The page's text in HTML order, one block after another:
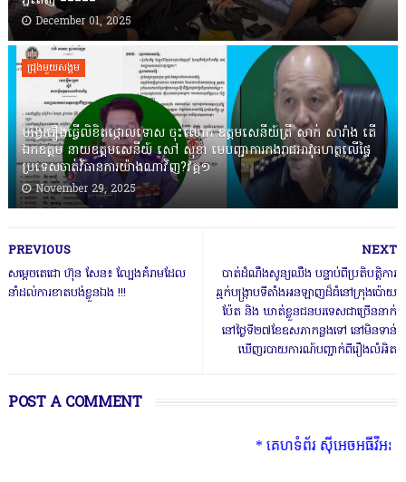
December 01, 2025
ជ្រុងមួយសង្គម
បង្វែររឿងធ្វើលិខិតថ្កោលទោស ចុះលោក ឧត្តមសេនីយ៍ត្រី សាក់ សារាំង តើ
ឯកឧត្តម នាយឧត្តមសេនីយ៍ សៅ សុខា មេបញ្ជាការកងរាជអាវុធហត្ថលើផ្ទៃ
ប្រទេសចាត់វិធានការយ៉ាងណាវិញ?វគ្គ១
November 29, 2025
NEXT
បាត់ដំណឹងសូន្យឈឹង បន្ទាប់ពីប្រតិបត្តិការ
ឆ្មក់បង្រ្កាបទីតាំងអនឡាញដ៏ធំនៅក្រុងប៉ោយ
ប៉ែត និង ឃាត់ខ្លួនជនបរទេសជាច្រើននាក់
នៅថ្ងៃទី២៧ខែឧសភាកន្លងទៅ នៅមិនទាន់
ឃើញរបាយការណ៍បញ្ជាក់ពីរឿងលំអិត
PREVIOUS
សម្តេចតេជោ ហ៊ុន សែន៖ ល្បែងគំរាមដែល
នាំដល់ការខាតបង់ខ្លួនឯង !!!
POST A COMMENT
* គេហទំព័រ ស៊ីអេចអធីវីអនឡាញ ជាព័ត៌ម